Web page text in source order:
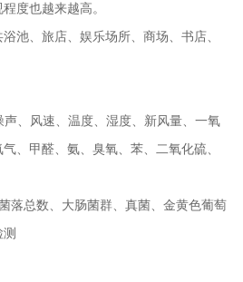
度也越来越高。
池、旅店、娱乐场所、商场、书店、
声、风速、温度、湿度、新风量、一氧
、甲醛、氨、臭氧、苯、二氧化硫、
落总数、大肠菌群、真菌、金黄色葡萄